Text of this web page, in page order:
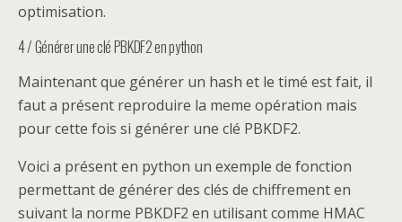
optimisation.
4 / Générer une clé PBKDF2 en python
Maintenant que générer un hash et le timé est fait, il
faut a présent reproduire la meme opération mais
pour cette fois si générer une clé PBKDF2.
Voici a présent en python un exemple de fonction
permettant de générer des clés de chiffrement en
suivant la norme PBKDF2 en utilisant comme HMAC